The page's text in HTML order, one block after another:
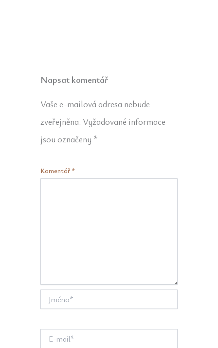
Napsat komentář
Vaše e-mailová adresa nebude
zveřejněna. Vyžadované informace
jsou označeny *
Komentář *
mail*